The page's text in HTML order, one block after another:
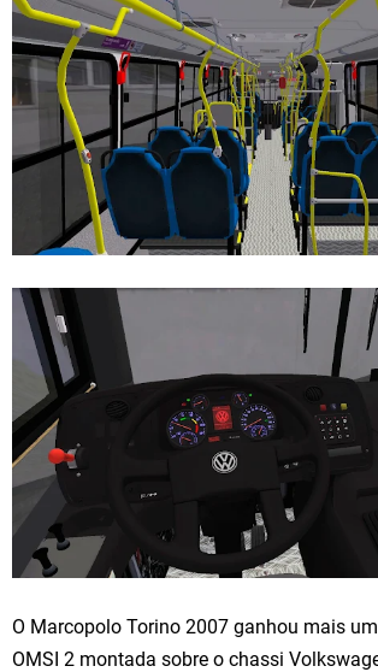
O Marcopolo Torino 2007 ganhou mais
OMSI 2 montada sobre o chassi